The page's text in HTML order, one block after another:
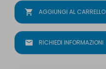
shopping_cart AGGIUNGI AL CARRELLO
mail RICHIEDI INFORMAZIONI